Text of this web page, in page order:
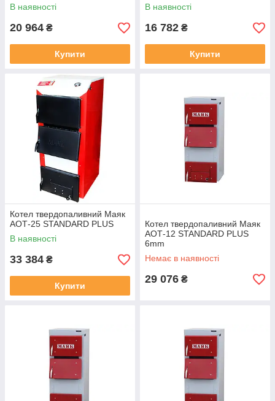
В наявності
20 964 ₴
Купити
В наявності
16 782 ₴
Купити
Котел твердопаливний Маяк
АОТ-25 STANDARD PLUS
В наявності
33 384 ₴
Купити
Котел твердопаливний Маяк
АОТ-12 STANDARD PLUS
6mm
Немає в наявності
29 076 ₴